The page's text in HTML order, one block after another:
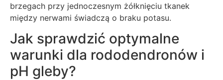
brzegach przy jednoczesnym żółknięciu tkanek
między nerwami świadczą o braku potasu.
Jak sprawdzić optymalne
warunki dla rododendronów i
pH gleby?